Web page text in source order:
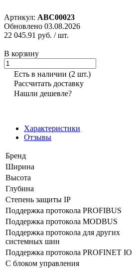
Артикул: ABC00023
Обновлено 03.08.2026
22 045.91 руб. / шт.
В корзину
Есть в наличии (2 шт.)
Рассчитать доставку
Нашли дешевле?
Характеристики
Отзывы
Бренд
Ширина
Высота
Глубина
Степень защиты IP
Поддержка протокола PROFIBUS
Поддержка протокола MODBUS
Поддержка протокола для других
системных шин
Поддержка протокола PROFINET IO
С блоком управления